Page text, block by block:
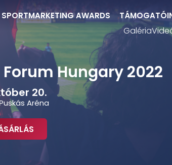
SPORTMARKETING AWARDS
Galéria
Hungary 2022
20.
Aréna